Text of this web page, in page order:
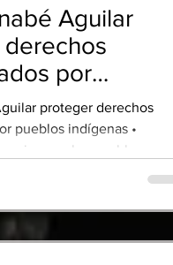
“Los Diputados en
r
Aguilar
por
proteger derechos
pueblos indígenas •
con los pueblos
país, incluida Durango,
propuesta de Ley General de